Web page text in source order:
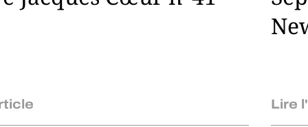
Lire